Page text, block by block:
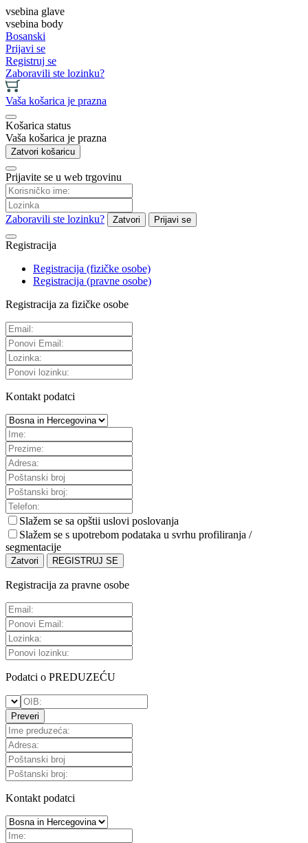
vsebina glave
vsebina body
Bosanski
Prijavi se
Registruj se
Zaboravili ste lozinku?
Vaša košarica je prazna
Košarica status
Vaša košarica je prazna
Zatvori košaricu
Prijavite se u web trgovinu
Zaboravili ste lozinku? Zatvori Prijavi se
Registracija
Registracija (fizičke osobe)
Registracija (pravne osobe)
Registracija za fizičke osobe
Kontakt podatci
Slažem se sa opštii uslovi poslovanja
Slažem se s upotrebom podataka u svrhu profiliranja /
segmentacije
Zatvori REGISTRUJ SE
Registracija za pravne osobe
Podatci o PREDUZEĆU
Preveri
Kontakt podatci